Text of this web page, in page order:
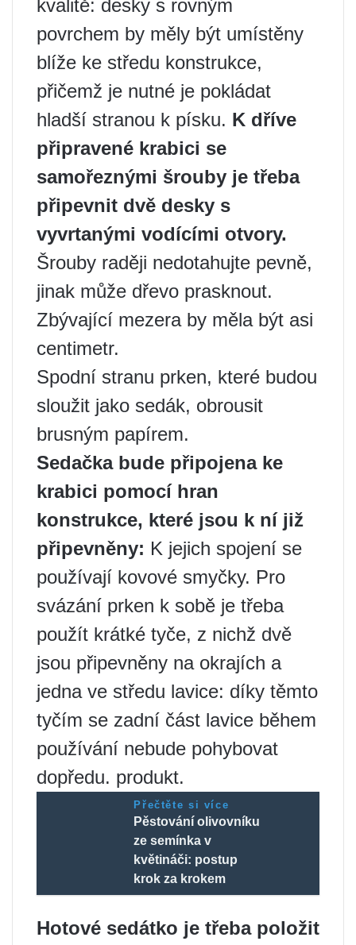
kvalitě: desky s rovným
povrchem by měly být umístěny
blíže ke středu konstrukce,
přičemž je nutné je pokládat
hladší stranou k písku. K dříve
připravené krabici se
samořeznými šrouby je třeba
připevnit dvě desky s
vyvrtanými vodícími otvory.
Šrouby raději nedotahujte pevně,
jinak může dřevo prasknout.
Zbývající mezera by měla být asi
centimetr.
Spodní stranu prken, které budou
sloužit jako sedák, obrousit
brusným papírem.
Sedačka bude připojena ke
krabici pomocí hran
konstrukce, které jsou k ní již
připevněny: K jejich spojení se
používají kovové smyčky. Pro
svázání prken k sobě je třeba
použít krátké tyče, z nichž dvě
jsou připevněny na okrajích a
jedna ve středu lavice: díky těmto
tyčím se zadní část lavice během
používání nebude pohybovat
dopředu. produkt.
Přečtěte si více
Pěstování olivovníku
ze semínka v
květináči: postup
krok za krokem
Hotové sedátko je třeba položit